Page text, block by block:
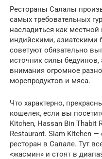
Рестораны Салалы
самых требовательных
насладиться как
индийскими, азиатскими
советуют обязательно
источник силы бедуинов,
внимания огромное
морепродуктов и мяса.
Что характерно,
кошелек, если вы
Kitchen, Hassan Bin Thabit
Restaurant. Siam Kitchen
ресторан в Салале. Тут
«жасмин» и стоят в